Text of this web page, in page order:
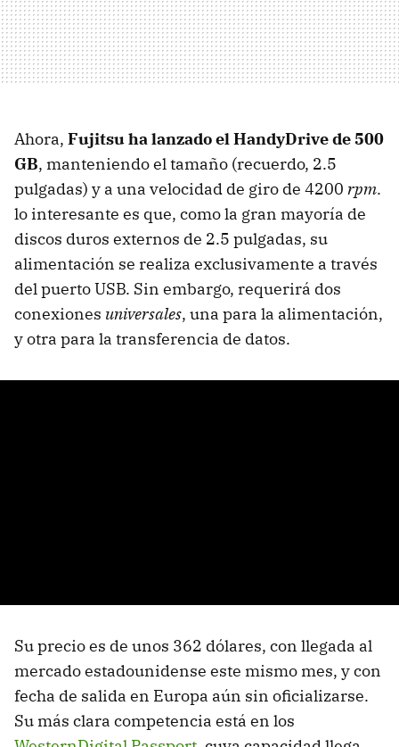
Ahora, Fujitsu ha lanzado el HandyDrive de 500
GB, manteniendo el tamaño (recuerdo, 2.5
pulgadas) y a una velocidad de giro de 4200 rpm.
lo interesante es que, como la gran mayoría de
discos duros externos de 2.5 pulgadas, su
alimentación se realiza exclusivamente a través
del puerto USB. Sin embargo, requerirá dos
conexiones universales, una para la alimentación,
y otra para la transferencia de datos.
Su precio es de unos 362 dólares, con llegada al
mercado estadounidense este mismo mes, y con
fecha de salida en Europa aún sin oficializarse.
Su más clara competencia está en los